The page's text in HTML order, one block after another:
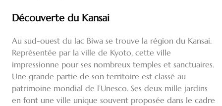
Découverte du Kansai
Au sud-ouest du lac Biwa se trouve la région du Kansai.
Représentée par la ville de Kyoto, cette ville
impressionne pour ses nombreux temples et sanctuaires.
Une grande partie de son territoire est classé au
patrimoine mondial de l’Unesco. Ses deux mille jardins
en font une ville unique souvent proposée dans le cadre